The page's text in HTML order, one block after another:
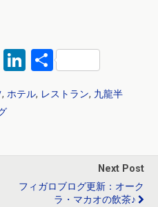
M Li
ke
n
共
, ホテル, レストラン, 九龍半
Next Post
フィガロブログ更新：オーク
ラ・マカオの飲茶♪